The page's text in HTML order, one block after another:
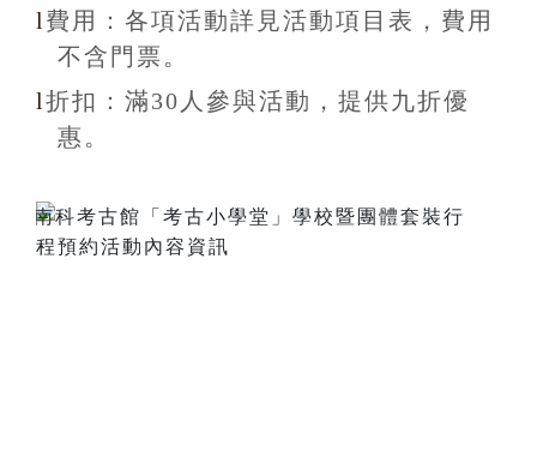
l 費用：各項活動詳見活動項目表，費用
不含 門票。
l折扣 ：滿30 人參與活動，提供九折優
惠 。